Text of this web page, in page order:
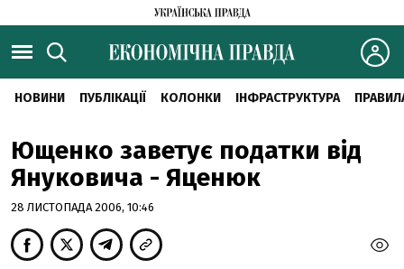
НОВИНИ ПУБЛІКАЦІЇ КОЛОНКИ ІНФРАСТРУКТУРА
Ющенко заветує податки від
Януковича - Яценюк
28 ЛИСТОПАДА 2006, 10:46